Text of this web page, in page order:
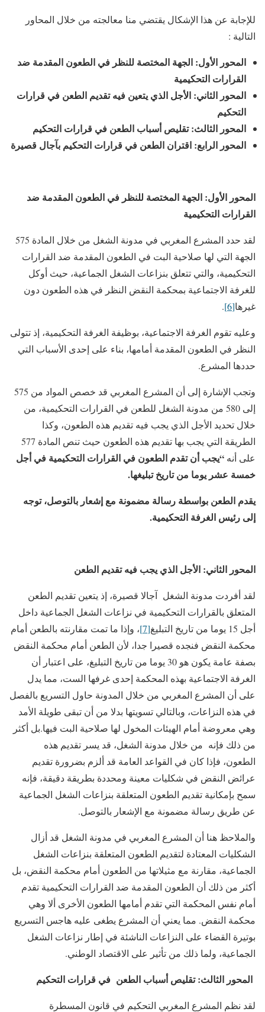
للإجابة عن هذا الإشكال يقتضي منا معالجته من خلال المحاور
التالية :
المحور الأول: الجهة المختصة للنظر في الطعون المقدمة ضد
القرارات التحكيمية
المحور الثاني: الأجل الذي يتعين فيه تقديم الطعن في قرارات
التحكيم
المحور الثالث: تقليص أسباب الطعن في قرارات التحكيم
المحور الرابع: اقتران الطعن في قرارات التحكيم بآجال قصيرة
المحور الأول: الجهة المختصة للنظر في الطعون المقدمة ضد
القرارات التحكيمية
الجهة التي لها صلاحية البت في الطعون المقدمة ضد القرارات
التحكيمية، والتي تتعلق بنزاعات الشغل الجماعية، حيث أوكل
للغرفة الاجتماعية بمحكمة النقض النظر في هذه الطعون دون
غيرها[6]
.
وعليه تقوم الغرفة الاجتماعية، بوظيفة الغرفة التحكيمية، إذ تتولى
النظر في الطعون المقدمة أمامها، بناء على إحدى الأسباب التي
حددها المشرع.
وتجب الإشارة إلى أن المشرع المغربي قد خصص المواد من 575
إلى 580 من مدونة الشغل للطعن في القرارات التحكيمية، من
خلال تحديد الأجل الذي يجب فيه تقديم هذه الطعون، وكذا
الطريقة التي يجب بها تقديم هذه الطعون حيث تنص المادة 577
على أنه “يجب أن تقدم الطعون في القرارات التحكيمية في أجل
خمسة عشر يوما من تاريخ تبليغها.
يقدم الطعن بواسطة رسالة مضمونة مع إشعار بالتوصل، توجه
إلى رئيس الغرفة التحكيمية.
المحور الثاني: الأجل الذي يجب فيه تقديم الطعن
لقد أفردت مدونة الشغل آجالا قصيرة، إذ يتعين تقديم الطعن
المتعلق بالقرارات التحكيمية في نزاعات الشغل الجماعية داخل
أجل 15 يوما من تاريخ التبليغ
[7]
، وإذا ما تمت مقارنته بالطعن أمام
محكمة النقض فنجده قصيرا جدا، لأن الطعن أمام محكمة النقض
بصفة عامة يكون هو 30 يوما من تاريخ التبليغ، على اعتبار أن
الغرفة الاجتماعية بهذه المحكمة إحدى غرفها الست، مما يدل
على أن المشرع المغربي من خلال المدونة حاول التسريع بالفصل
في هذه النزاعات، وبالتالي تسويتها بدلا من أن تبقى طويلة الأمد
وهي معروضة أمام الهيئات المخول لها صلاحية البت فيها.بل أكثر
من ذلك فإنه من خلال مدونة الشغل، قد يسر تقديم هذه
الطعون، فإذا كان في القواعد العامة قد ألزم بضرورة تقديم
عرائض النقض في شكليات معينة ومحددة بطريقة دقيقة، فإنه
سمح بإمكانية تقديم الطعون المتعلقة بنزاعات الشغل الجماعية
عن طريق رسالة مضمونة مع الإشعار بالتوصل.
والملاحظ هنا أن المشرع المغربي في مدونة الشغل قد أزال
الشكليات المعتادة لتقديم الطعون المتعلقة بنزاعات الشغل
الجماعية، مقارنة مع مثيلاتها من الطعون أمام محكمة النقض، بل
أكثر من ذلك أن الطعون المقدمة ضد القرارات التحكيمية تقدم
أمام نفس المحكمة التي تقدم أمامها الطعون الأخرى ألا وهي
محكمة النقض. مما يعني أن المشرع يطغى عليه هاجس التسريع
بوتيرة القضاء على النزاعات الناشئة في إطار نزاعات الشغل
الجماعية، ولما ذلك من تأثير على الاقتصاد الوطني.
المحور الثالث: تقليص أسباب الطعن في قرارات التحكيم
لقد نظم المشرع المغربي التحكيم في قانون المسطرة